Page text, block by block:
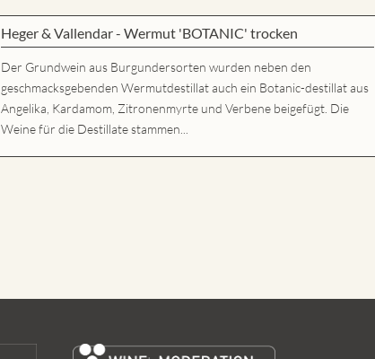
Heger & Vallendar - Wermut 'BOTANIC' trocken
Der Grundwein aus Burgundersorten wurden neben den
geschmacksgebenden Wermutdestillat auch ein Botanic-destillat aus
Angelika, Kardamom, Zitronenmyrte und Verbene beigefügt. Die
Weine für die Destillate stammen...